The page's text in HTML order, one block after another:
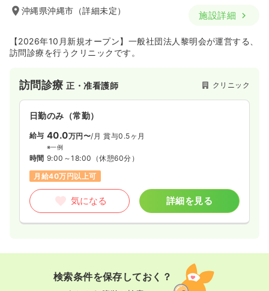
沖縄県沖縄市（詳細未定） 施設詳細
【2026年10月新規オープン】一般社団法人黎明会が運営する、
訪問診療を行うクリニックです。
訪問診療正・准看護師 クリニック
日勤のみ（常勤）
給与 40.0万円〜/月 賞与0.5ヶ月
※一例
時間 9:00～18:00 （休憩60分）
月給40万円以上可
気になる 詳細を見る
検索条件を保存しておく？